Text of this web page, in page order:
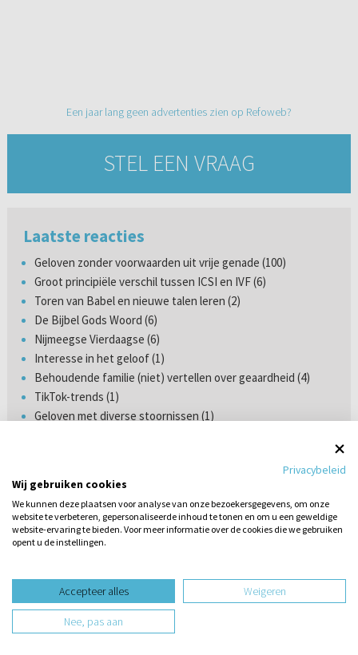
Een jaar lang geen advertenties zien op Refoweb?
STEL EEN VRAAG
Laatste reacties
Geloven zonder voorwaarden uit vrije genade (100)
Groot principiële verschil tussen ICSI en IVF (6)
Toren van Babel en nieuwe talen leren (2)
De Bijbel Gods Woord (6)
Nijmeegse Vierdaagse (6)
Interesse in het geloof (1)
Behoudende familie (niet) vertellen over geaardheid (4)
TikTok-trends (1)
Geloven met diverse stoornissen (1)
PANELLEDEN
forumtopics Laatste video's
van Kooten - ds. van Vlastuin
een vraag
Privacybeleid
Wij gebruiken cookies
We kunnen deze plaatsen voor analyse van onze bezoekersgegevens, om onze
website te verbeteren, gepersonaliseerde inhoud te tonen en om u een geweldige
website-ervaring te bieden. Voor meer informatie over de cookies die we gebruiken
opent u de instellingen.
Accepteer alles Weigeren
Nee, pas aan